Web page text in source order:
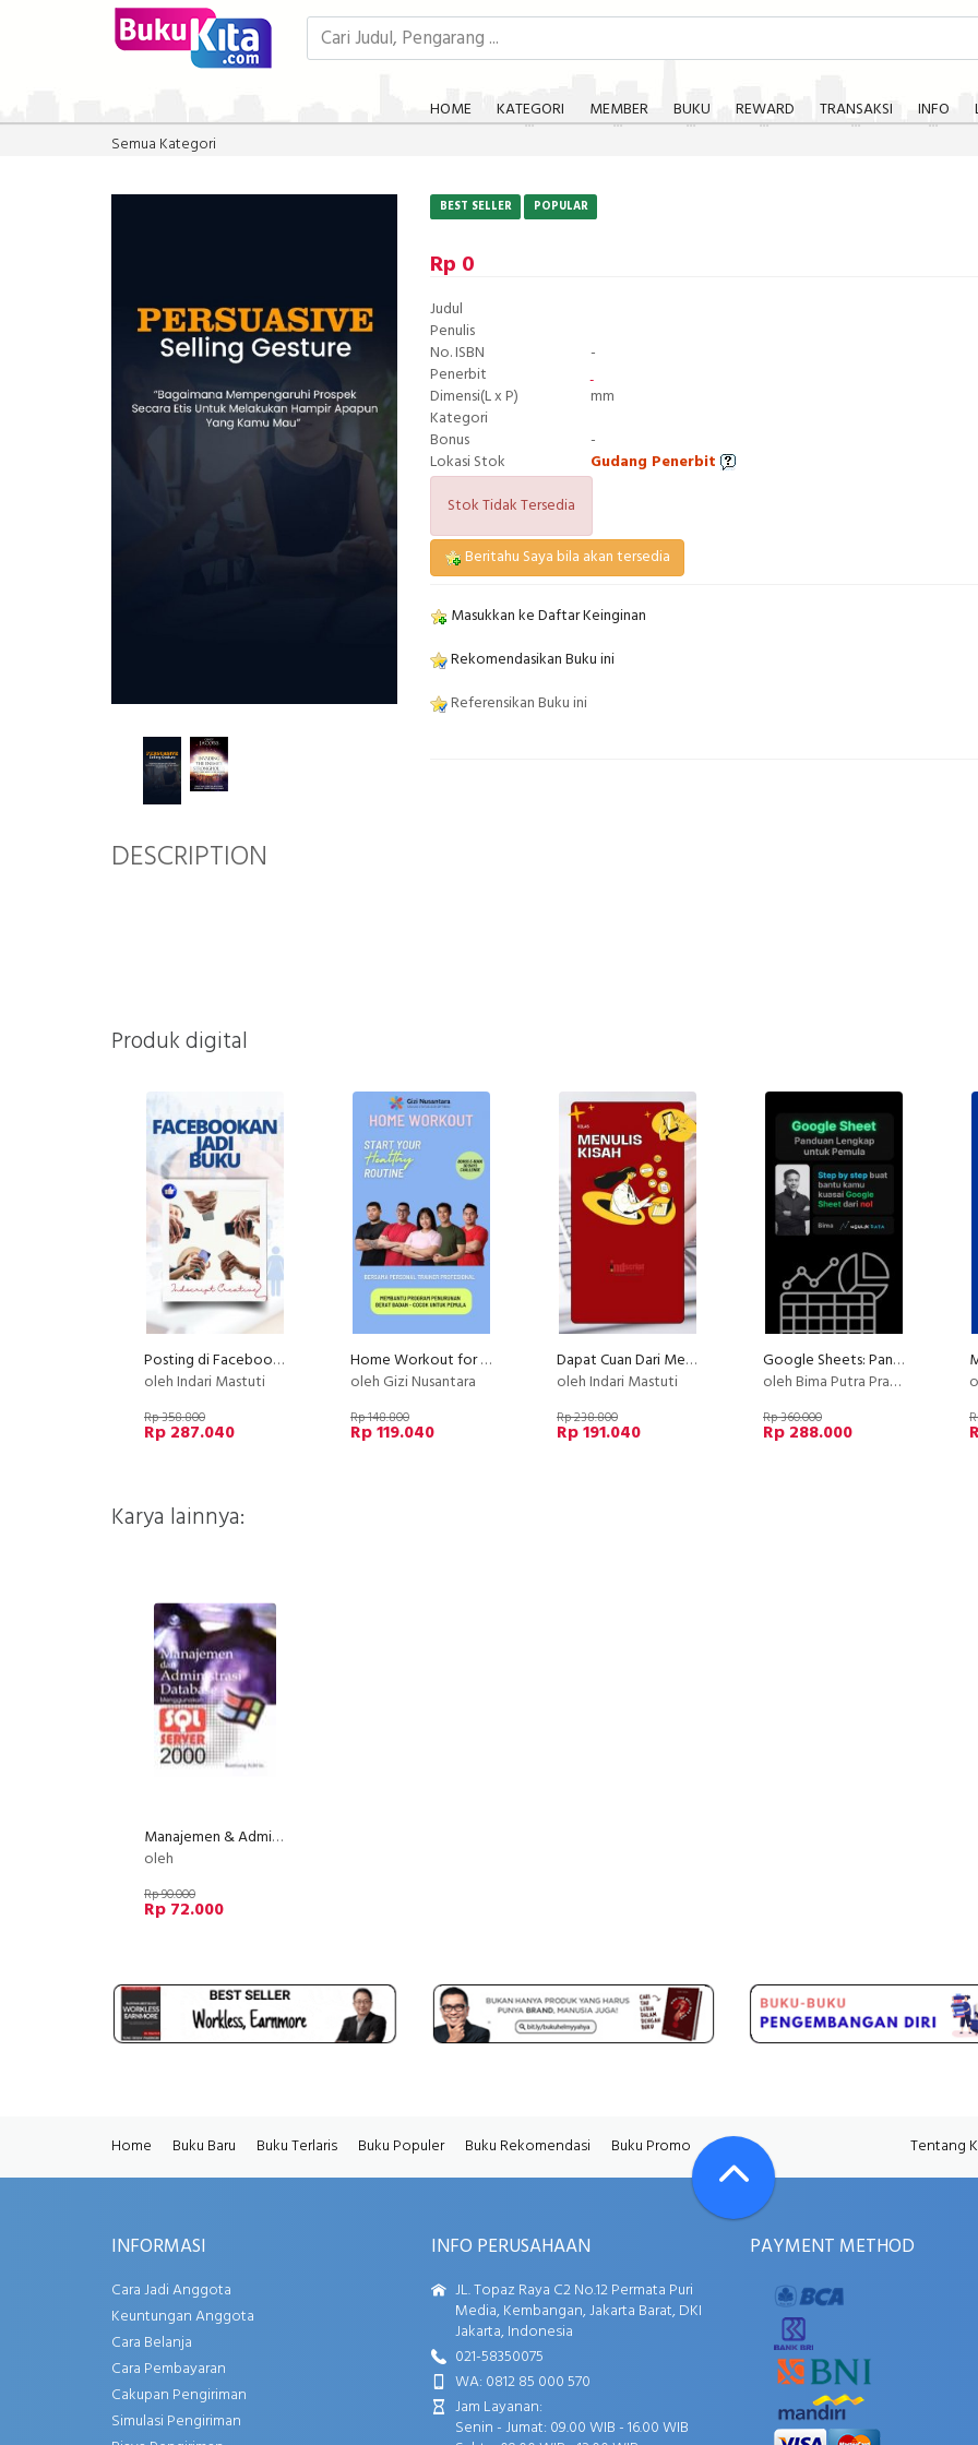
HOME KATEGORI MEMBER BUKU REWARD TRANSAKSI INFO
Semua Kategori
BEST SELLER POPULAR
Rp 0
Judul
Penulis
No. ISBN
-
Penerbit
Dimensi(L x P)
mm
Kategori
Bonus
-
Lokasi Stok
Gudang Penerbit
Stok Tidak Tersedia
Beritahu Saya bila akan tersedia
Masukkan ke Daftar Keinginan
Rekomendasikan Buku ini
Referensikan Buku ini
DESCRIPTION
Produk digital
Posting di Facebook dan Jadi Buku
oleh Indari Mastuti
Rp 358.800
Rp 287.040
Home Workout for Weight Loss - Untuk Pemula
oleh Gizi Nusantara
Rp 148.800
Rp 119.040
Dapat Cuan Dari Menulis Kisah
oleh Indari Mastuti
Rp 238.800
Rp 191.040
Google Sheets: Panduan Lengkap untuk Pemula
oleh Bima Putra Pratama
Rp 360.000
Rp 288.000
Karya lainnya:
Manajemen & Administrasi Database Menggunakan SQL Server 2000
oleh
Rp 90.000
Rp 72.000
Home Buku Baru Buku Terlaris Buku Populer Buku Rekomendasi Buku Promo Tentang
INFORMASI
Cara Jadi Anggota
Keuntungan Anggota
Cara Belanja
Cara Pembayaran
Cakupan Pengiriman
Simulasi Pengiriman
INFO PERUSAHAAN
JL. Topaz Raya C2 No.12 Permata Puri
Media, Kembangan, Jakarta Barat, DKI
Jakarta, Indonesia
021-58350075
WA: 0812 85 000 570
Jam Layanan:
Senin - Jumat: 09.00 WIB - 16.00 WIB
PAYMENT METHOD